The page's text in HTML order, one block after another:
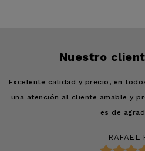
Nuestro
Excelente calidad y precio, en
una atención al cliente amable y
es de
RAFAEL